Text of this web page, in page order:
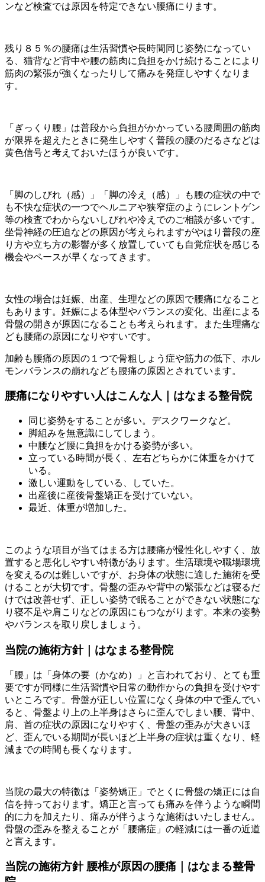
ンなど検査では原因を特定できない腰痛にります。
残り８５％の腰痛は生活習慣や長時間同じ姿勢になってい
る、猫背など背中や腰の筋肉に負担をかけ続けることにより
筋肉の緊張が強くなったりして痛みを発症しやすくなりま
す。
「ぎっくり腰」は普段から負担がかかっている腰周囲の筋肉
が限界を超えたときに発生しやすく普段の腰のだるさなどは
黄色信号と考えておいたほうが良いです。
「脚のしびれ（感）」「脚の冷え（感）」も腰の症状の中で
も不快な症状の一つでヘルニアや狭窄症のようにレントゲン
等の検査でわからないしびれや冷えでのご相談が多いです。
坐骨神経の圧迫などの原因が考えられますがやはり普段の座
り方や立ち方の影響が多く放置していても自覚症状を感じる
機会やペースが早くなってきます。
女性の場合は妊娠、出産、生理などの原因で腰痛になること
もあります。妊娠による体型やバランスの変化、出産による
骨盤の開きが原因になることも考えられます。また生理痛な
ども腰痛の原因になりやすいです。
加齢も腰痛の原因の１つで骨粗しょう症や筋力の低下、ホル
モンバランスの崩れなども腰痛の原因とされています。
腰痛になりやすい人はこんな人｜はなまる整骨院
同じ姿勢をすることが多い。デスクワークなど。
脚組みを無意識にしてしまう。
中腰など腰に負担をかける姿勢が多い。
立っている時間が長く、左右どちらかに体重をかけて
いる。
激しい運動をしている、していた。
出産後に産後骨盤矯正を受けていない。
最近、体重が増加した。
このような項目が当てはまる方は腰痛が慢性化しやすく、放
置すると悪化しやすい特徴があります。生活環境や職場環境
を変えるのは難しいですが、お身体の状態に適した施術を受
けることが大切です。骨盤の歪みや背中の緊張などは寝るだ
けでは改善せず、正しい姿勢で眠ることができない状態にな
り寝不足や肩こりなどの原因にもつながります。本来の姿勢
やバランスを取り戻しましょう。
当院の施術方針｜はなまる整骨院
「腰」は「身体の要（かなめ）」と言われており、とても重
要ですが同様に生活習慣や日常の動作からの負担を受けやす
いところです。骨盤が正しい位置になく身体の中で歪んでい
ると、骨盤より上の上半身はさらに歪んでしまい腰、背中、
肩、首の症状の原因になりやすく、骨盤の歪みが大きいほ
ど、歪んでいる期間が長いほど上半身の症状は重くなり、軽
減までの時間も長くなります。
当院の最大の特徴は「姿勢矯正」でとくに骨盤の矯正には自
信を持っております。矯正と言っても痛みを伴うような瞬間
的に力を加えたり、痛みが伴うような施術はいたしません。
骨盤の歪みを整えることが「腰痛症」の軽減には一番の近道
と言えます。
当院の施術方針 腰椎が原因の腰痛｜はなまる整骨